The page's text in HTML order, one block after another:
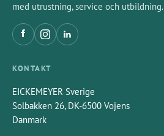
med utrustning, service och utbildning.
KONTAKT
EICKEMEYER Sverige
Solbakken 26, DK-6500 Vojens
Danmark